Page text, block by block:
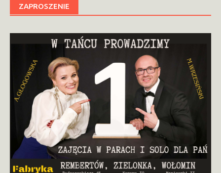
ZAPROSZENIE